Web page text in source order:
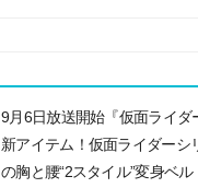
9月6日放送開始『仮面ライダ
新アイテム！仮面ライダーシ
の胸と腰“2スタイル”変身ベ